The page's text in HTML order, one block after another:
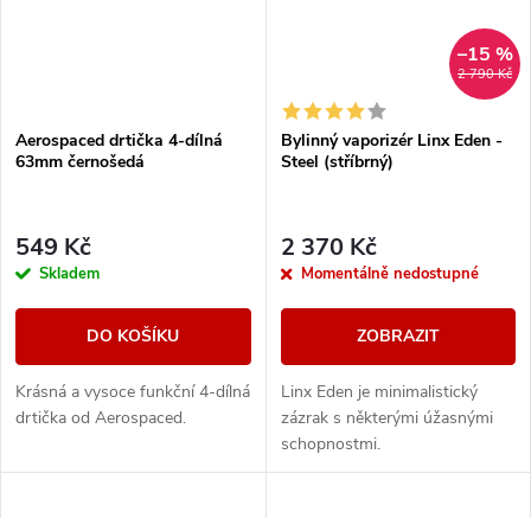
Aerospaced drtička 4-dílná
63mm černošedá
549 Kč
Skladem
DO KOŠÍKU
Krásná a vysoce funkční 4-dílná
drtička od Aerospaced.
2 790 Kč
–15 %
Bylinný vaporizér Linx Eden -
Steel (stříbrný)
2 370 Kč
Momentálně nedostupné
ZOBRAZIT
Linx Eden je minimalistický
zázrak s některými úžasnými
schopnostmi.